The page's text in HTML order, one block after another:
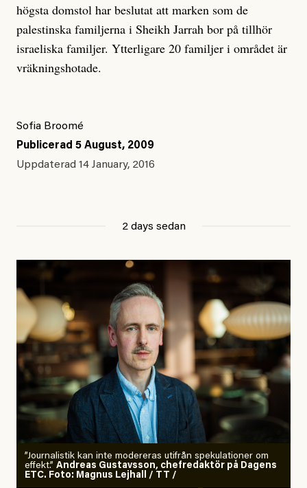
högsta domstol har beslutat att marken som de
palestinska familjerna i Sheikh Jarrah bor på tillhör
israeliska familjer. Ytterligare 20 familjer i området är
vräkningshotade.
Sofia Broomé
Publicerad 5 August, 2009
Uppdaterad 14 January, 2016
2 days sedan
”Journalistik kan inte modereras utifrån spekulationer om
effekt.” Andreas Gustavsson, chefredaktör på Dagens
ETC. Foto: Magnus Lejhall / TT /